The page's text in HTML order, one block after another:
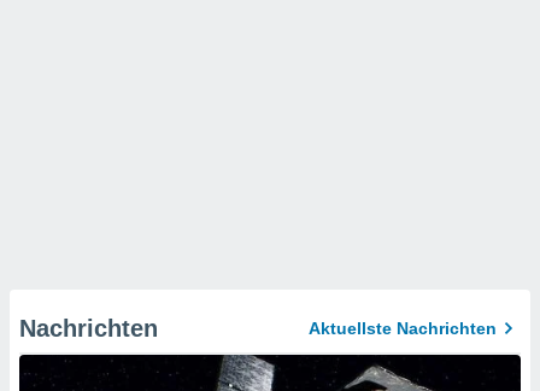
Nachrichten Aktuellste Nachrichten